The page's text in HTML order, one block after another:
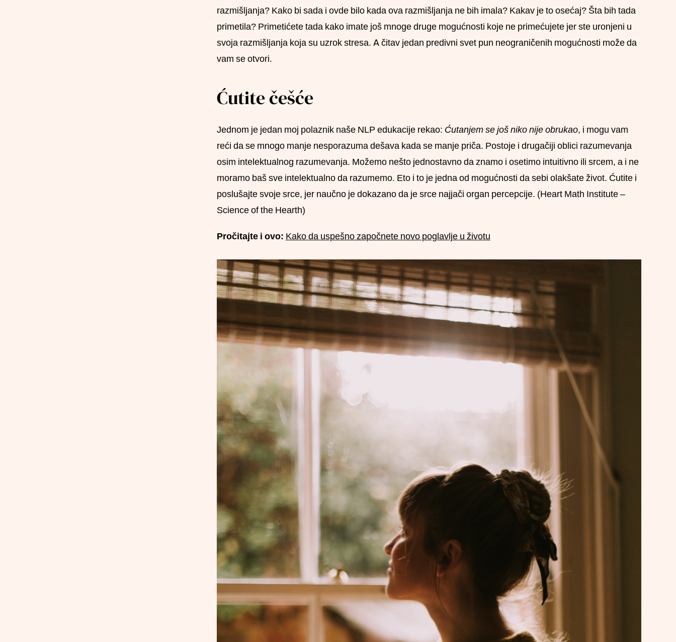
razmišljanja? Kako bi sada i ovde bilo kada ova razmišljanja ne bih imala? Kakav je to osećaj? Šta bih tada
primetila? Primetićete tada kako imate još mnoge druge mogućnosti koje ne primećujete jer ste uronjeni u
svoja razmišljanja koja su uzrok stresa. A čitav jedan predivni svet pun neograničenih mogućnosti može da
vam se otvori.
Ćutite češće
Jednom je jedan moj polaznik naše NLP edukacije rekao: Ćutanjem se još niko nije obrukao, i mogu vam
reći da se mnogo manje nesporazuma dešava kada se manje priča. Postoje i drugačiji oblici razumevanja
osim intelektualnog razumevanja. Možemo nešto jednostavno da znamo i osetimo intuitivno ili srcem, a i ne
moramo baš sve intelektualno da razumemo. Eto i to je jedna od mogućnosti da sebi olakšate život. Ćutite i
poslušajte svoje srce, jer naučno je dokazano da je srce najjači organ percepcije. (Heart Math Institute –
Science of the Hearth)
Pročitajte i ovo: Kako da uspešno započnete novo poglavlje u životu